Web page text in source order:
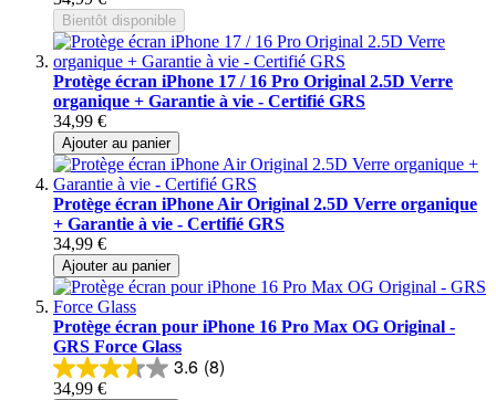
Bientôt disponible
Protège écran iPhone 17 / 16 Pro Original 2.5D Verre
organique + Garantie à vie - Certifié GRS
34,99 €
Ajouter au panier
Protège écran iPhone Air Original 2.5D Verre organique
+ Garantie à vie - Certifié GRS
34,99 €
Ajouter au panier
Protège écran pour iPhone 16 Pro Max OG Original -
GRS Force Glass
3.6 (8)
34,99 €